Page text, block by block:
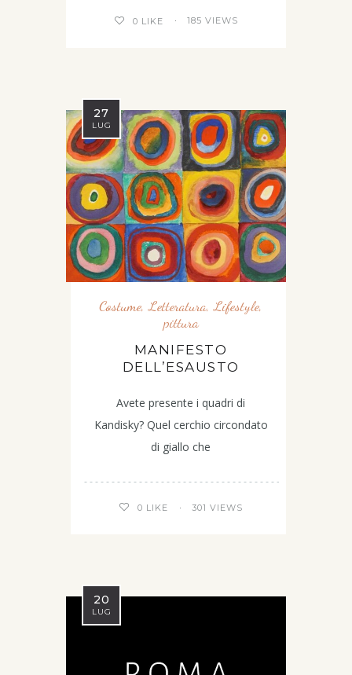
0 LIKE 185 VIEWS
27
LUG
Costume,Letteratura,Lifestyle,
pittura
MANIFESTO
DELL’ESAUSTO
Avete presente i quadri di
Kandisky? Quel cerchio circondato
di giallo che
0 LIKE 301 VIEWS
20
LUG